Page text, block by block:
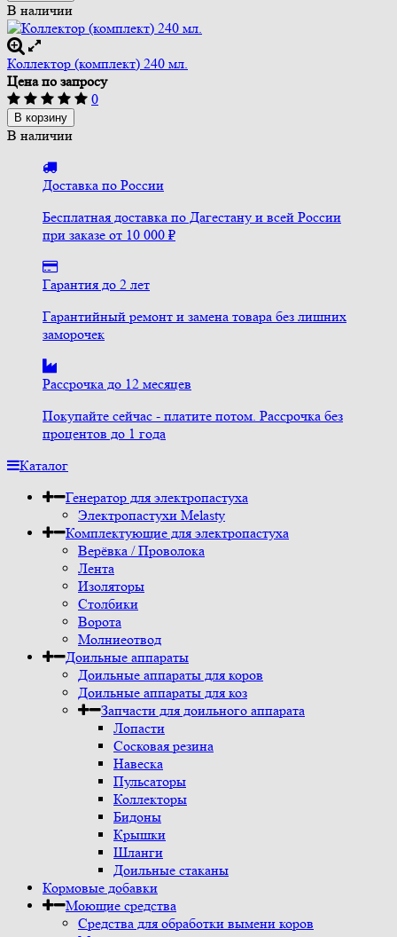
В наличии
Коллектор (комплект) 240 мл.
Цена по запросу
0
В корзину
В наличии
Доставка по России
Бесплатная доставка по Дагестану и всей России
при заказе от 10 000 ₽
Гарантия до 2 лет
Гарантийный ремонт и замена товара без лишних
заморочек
Рассрочка до 12 месяцев
Покупайте сейчас - платите потом. Рассрочка без
процентов до 1 года
Каталог
Генератор для электропастуха
Электропастухи Melasty
Комплектующие для электропастуха
Верёвка / Проволока
Лента
Изоляторы
Столбики
Ворота
Молниеотвод
Доильные аппараты
Доильные аппараты для коров
Доильные аппараты для коз
Запчасти для доильного аппарата
Лопасти
Сосковая резина
Навеска
Пульсаторы
Коллекторы
Бидоны
Крышки
Шланги
Доильные стаканы
Кормовые добавки
Моющие средства
Средства для обработки вымени коров